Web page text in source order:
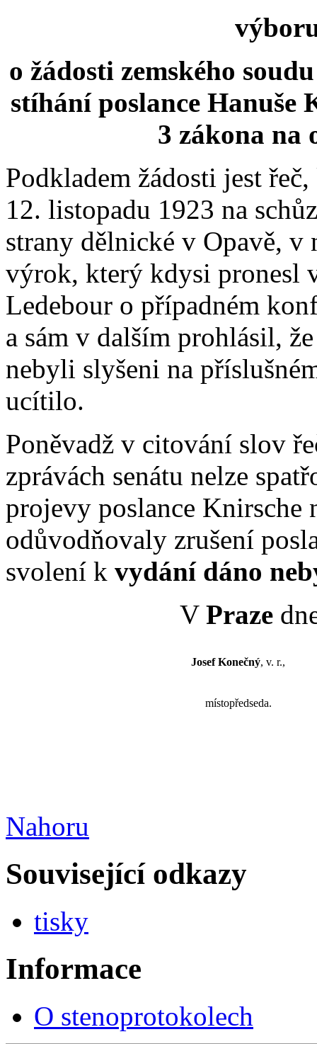
o žádosti zemského
stíhání poslance Hanuše
3 zákona na
Podkladem žádosti jest
12. listopadu 1923 na
strany dělnické v Opavě,
výrok, který kdysi pronesl
Ledebour o případném
a sám v dalším prohlásil,
nebyli slyšeni na
ucítilo.
Poněvadž v citování slov
zprávách senátu nelze
projevy poslance Knirsche
odůvodňovaly zrušení
svolení k vydání dáno
V Praze
Josef Konečný, v. r.,
místopředseda.
Nahoru
Související odkazy
tisky
Informace
O stenoprotokolech